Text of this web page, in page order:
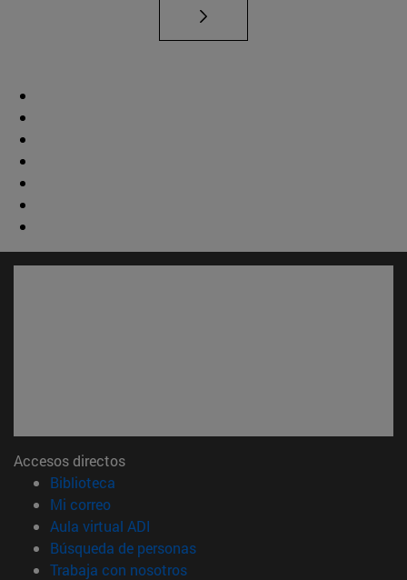
Accesos directos
Biblioteca
Mi correo(abre en nueva ventana)
Aula virtual ADI
Búsqueda de personas(abre en nueva ventana)
Trabaja con nosotros(abre en nueva ventana)